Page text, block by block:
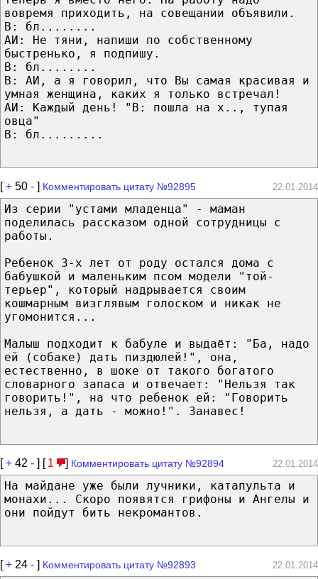
вовремя приходить, на совещании объявили.
В: бл........
АИ: Не тяни, напиши по собственному
быстренько, я подпишу.
В: бл........
В: АИ, а я говорил, что Вы самая красивая и
умная женщина, каких я только встречал!
АИ: Каждый день! "В: пошла на х.., тупая
овца"
В: бл.........
[+ 50 - ] Комментировать цитату №92895 22.01.2014
Из серии "устами младенца" - маман
поделилась рассказом одной сотрудницы с
работы.
Ребенок 3-х лет от роду остался дома с
бабушкой и маленьким псом модели "той-
терьер", который надрывается своим
кошмарным визглявым голоском и никак не
угомонится...
Малыш подходит к бабуле и выдаёт: "Ба, надо
ей (собаке) дать пиздюлей!", она,
естественно, в шоке от такого богатого
словарного запаса и отвечает: "Нельзя так
говорить!", на что ребенок ей: "Говорить
нельзя, а дать - можно!". Занавес!
[+ 42 - ] [ 1 ] Комментировать цитату №92894 22.01.2014
На майдане уже были лучники, катапульта и
монахи... Скоро появятся грифоны и Ангелы и
они пойдут бить некромантов.
[+ 24 - ] Комментировать цитату №92893 22.01.2014